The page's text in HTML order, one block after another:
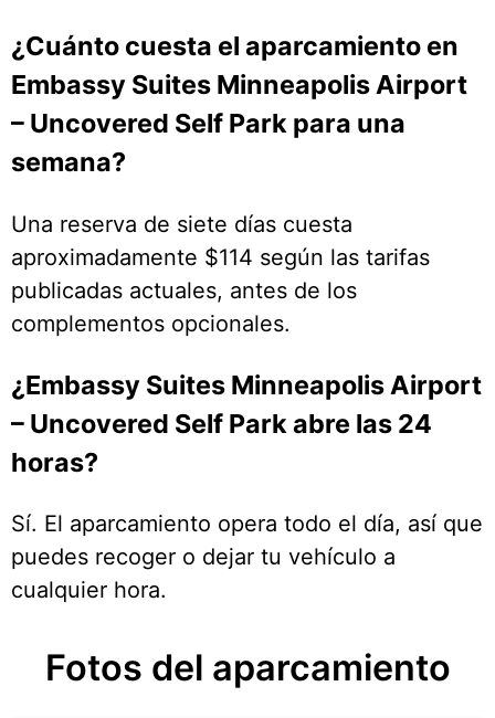
¿Cuánto cuesta el aparcamiento en
Embassy Suites Minneapolis Airport
– Uncovered Self Park para una
semana?
Una reserva de siete días cuesta
aproximadamente $114 según las tarifas
publicadas actuales, antes de los
complementos opcionales.
¿Embassy Suites Minneapolis Airport
– Uncovered Self Park abre las 24
horas?
Sí. El aparcamiento opera todo el día, así que
puedes recoger o dejar tu vehículo a
cualquier hora.
Fotos del aparcamiento